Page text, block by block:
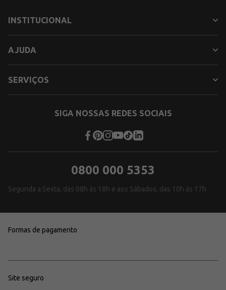
INSTITUCIONAL
AJUDA
SERVIÇOS
SIGA NOSSAS REDES SOCIAIS
0800 000 5353
Segunda a Sexta, das 08h às 18h e aos Sábados, das 10h às 17h
Formas de pagamento
Site seguro